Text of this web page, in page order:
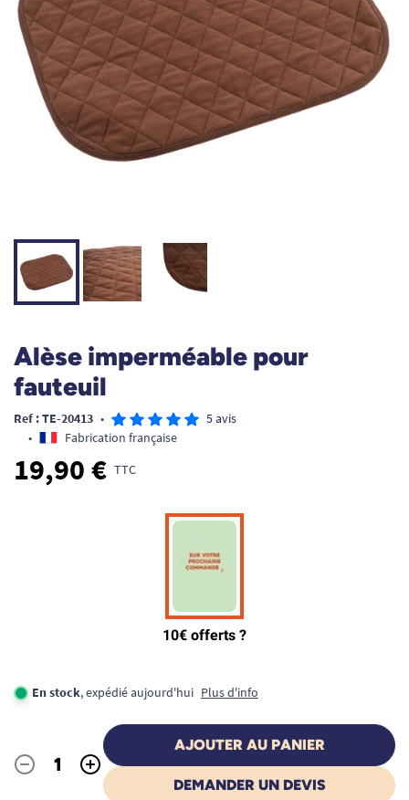
Alèse imperméable pour
fauteuil
Ref : TE-20413 •
5 avis
•
Fabrication française
19,90 € TTC
En stock, expédié aujourd'hui Plus d'info
Quantité
- +
AJOUTER AU PANIER
DEMANDER UN DEVIS